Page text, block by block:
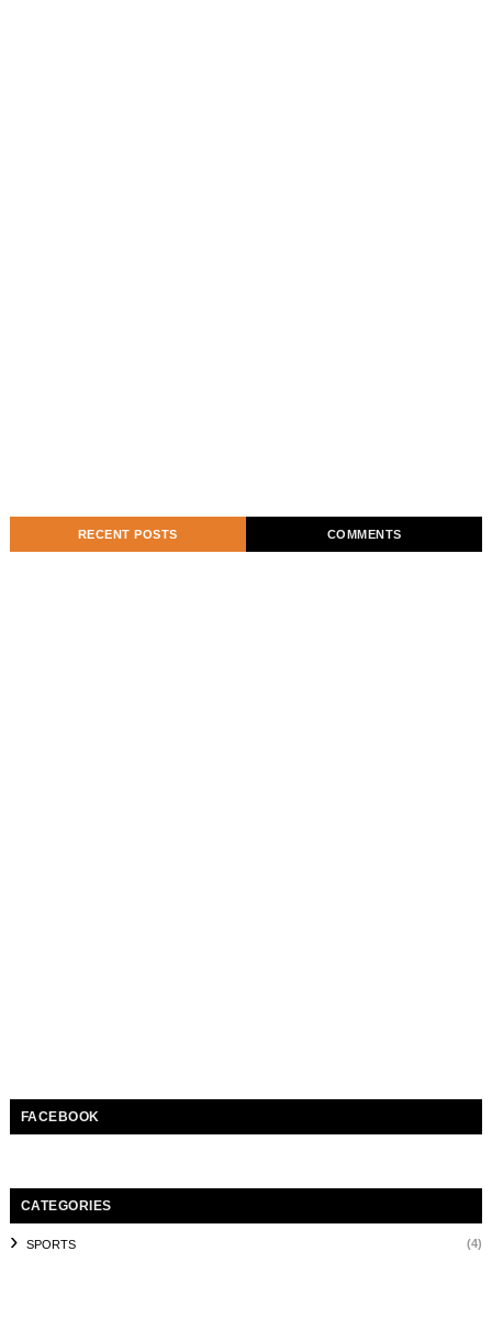
RECENT POSTS COMMENTS
FACEBOOK
CATEGORIES
SPORTS (4)